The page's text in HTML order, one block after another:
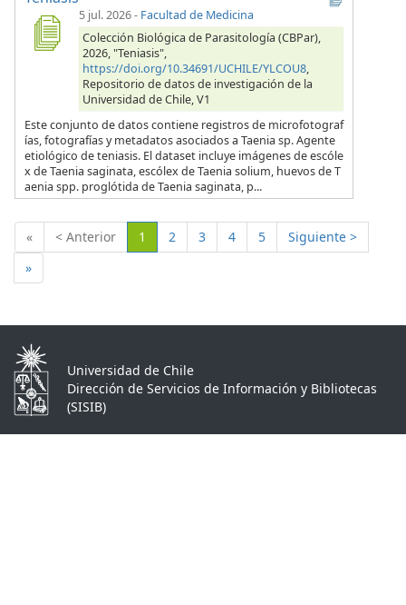
5 jul. 2026- Facultad de Medicina
Colección Biológica de Parasitología (CBPar),
2026, "Teniasis",
https://doi.org/10.34691/UCHILE/YLCOU8,
Repositorio de datos de investigación de la
Universidad de Chile, V1
Este conjunto de datos contiene registros de microfotograf
ías, fotografías y metadatos asociados a Taenia sp. Agente
etiológico de teniasis. El dataset incluye imágenes de escóle
x de Taenia saginata, escólex de Taenia solium, huevos de T
aenia spp. proglótida de Taenia saginata, p...
« < Anterior 1 (Actual)
2 3 4 5
Siguiente >
»
Universidad de Chile
Dirección de Servicios de Información y Bibliotecas
(SISIB)